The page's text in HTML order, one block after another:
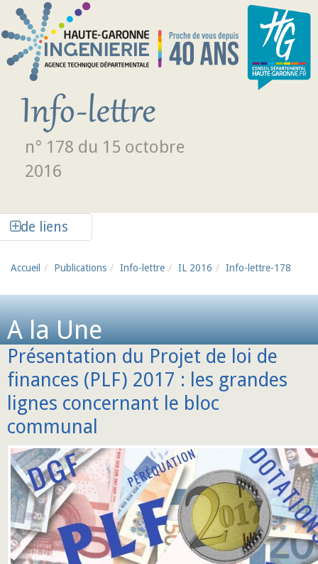
Aller au contenu principal
n° 178 du 15 octobre
2016
de liens
Accueil Publications Info-lettre IL 2016 Info-lettre-178
A la Une
Présentation du Projet de loi de
finances (PLF) 2017 : les grandes
lignes concernant le bloc
communal